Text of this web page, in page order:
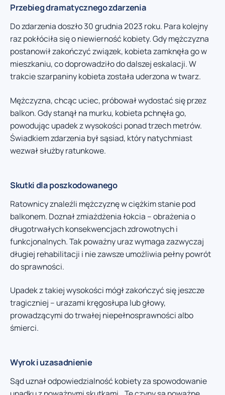
Przebieg dramatycznego zdarzenia
Do zdarzenia doszło 30 grudnia 2023 roku. Para kolejny
raz pokłóciła się o niewierność kobiety. Gdy mężczyzna
postanowił zakończyć związek, kobieta zamknęła go w
mieszkaniu, co doprowadziło do dalszej eskalacji. W
trakcie szarpaniny kobieta została uderzona w twarz.
Mężczyzna, chcąc uciec, próbował wydostać się przez
balkon. Gdy stanął na murku, kobieta pchnęła go,
powodując upadek z wysokości ponad trzech metrów.
Świadkiem zdarzenia był sąsiad, który natychmiast
wezwał służby ratunkowe.
Skutki dla poszkodowanego
Ratownicy znaleźli mężczyznę w ciężkim stanie pod
balkonem. Doznał zmiażdżenia łokcia – obrażenia o
długotrwałych konsekwencjach zdrowotnych i
funkcjonalnych. Tak poważny uraz wymaga zazwyczaj
długiej rehabilitacji i nie zawsze umożliwia pełny powrót
do sprawności.
Upadek z takiej wysokości mógł zakończyć się jeszcze
tragiczniej – urazami kręgosłupa lub głowy,
prowadzącymi do trwałej niepełnosprawności albo
śmierci.
Wyrok i uzasadnienie
Sąd uznał odpowiedzialność kobiety za spowodowanie